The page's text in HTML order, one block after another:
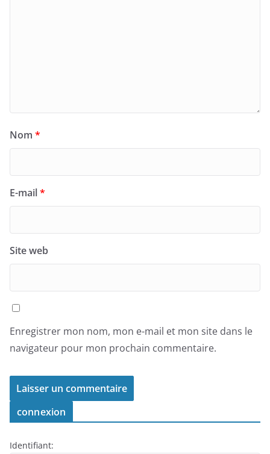
Nom *
E-mail*
Site web
Enregistrer mon nom, mon e-mail et mon site dans le
navigateur pour mon prochain commentaire.
connexion
Identifiant: